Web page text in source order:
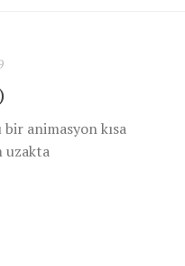
bir animasyon kısa
uzakta